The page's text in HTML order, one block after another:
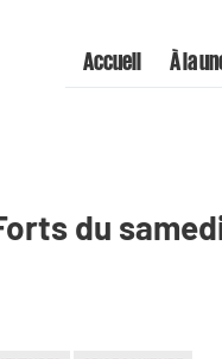
Accueil À la
du